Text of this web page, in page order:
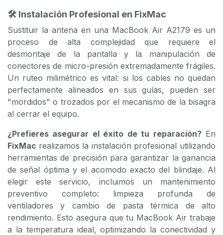
🛠️ Instalación Profesional en FixMac
Sustituir la antena en una MacBook Air A2179 es un
proceso de alta complejidad que requiere el
desmontaje de la pantalla y la manipulación de
conectores de micro-presión extremadamente frágiles.
Un ruteo milimétrico es vital: si los cables no quedan
perfectamente alineados en sus guías, pueden ser
"mordidos" o trozados por el mecanismo de la bisagra
al cerrar el equipo.
¿Prefieres asegurar el éxito de tu reparación?En
FixMac realizamos la instalación profesional utilizando
herramientas de precisión para garantizar la ganancia
de señal óptima y el acomodo exacto del blindaje. Al
elegir este servicio, incluimos un mantenimiento
preventivo completo: limpieza profunda de
ventiladores y cambio de pasta térmica de alto
rendimiento. Esto asegura que tu MacBook Air trabaje
a la temperatura ideal, optimizando la conectividad y